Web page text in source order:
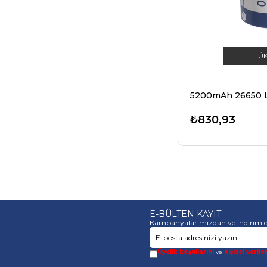
₺830,93
E-BÜLTEN KAYIT
Kampanyalarımızdan ve
Üyelik koşullarını ve kişisel